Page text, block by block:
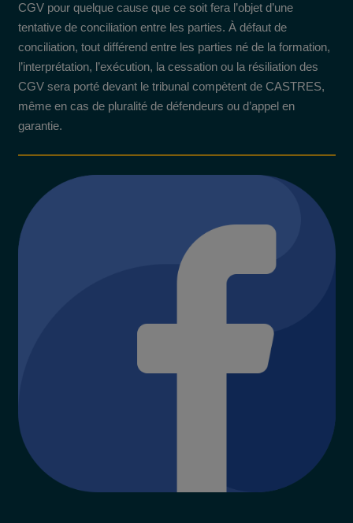
CGV pour quelque cause que ce soit fera l’objet d’une
tentative de conciliation entre les parties. À défaut de
conciliation, tout différend entre les parties né de la formation,
l’interprétation, l’exécution, la cessation ou la résiliation des
CGV sera porté devant le tribunal compètent de CASTRES,
même en cas de pluralité de défendeurs ou d’appel en
garantie.